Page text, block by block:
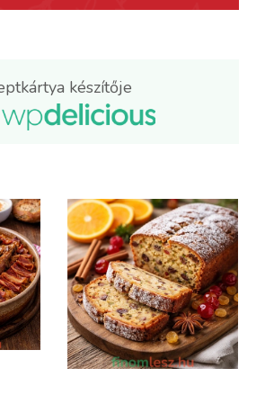
készítője